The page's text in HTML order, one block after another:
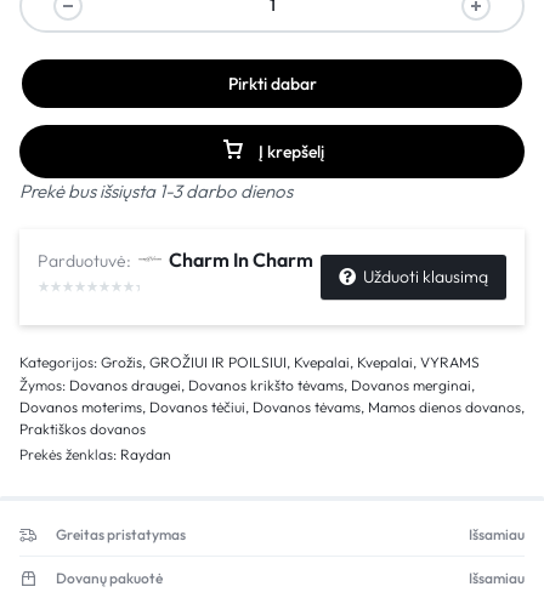
Į krepšelį
Pirkti dabar
Prekė bus išsiųsta 1-3 darbo dienos
Parduotuvė: Charm In Charm
Užduoti klausimą
Kategorijos: Grožis, GROŽIUI IR POILSIUI, Kvepalai, Kvepalai, VYRAMS
Žymos: Dovanos draugei, Dovanos krikšto tėvams, Dovanos merginai,
Dovanos moterims, Dovanos tėčiui, Dovanos tėvams, Mamos dienos dovanos,
Praktiškos dovanos
Prekės ženklas: Raydan
Greitas pristatymas Išsamiau
Dovanų pakuotė Išsamiau